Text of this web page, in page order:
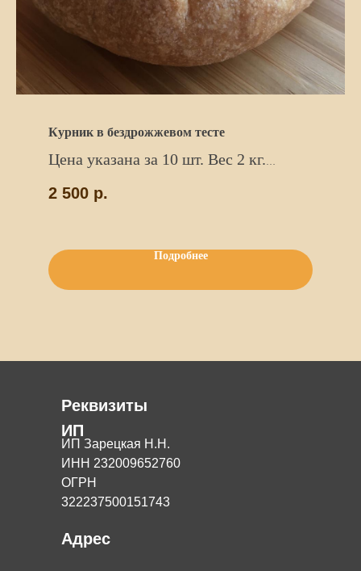
Курник в бездрожжевом тесте
Цена указана за 10 шт. Вес 2 кг.
Состав
Важно!!!
Всю продукцию делаем по
предзаказу, заказы принимаем за
2 500 р.
Подробнее
Реквизиты
ИП
ИП Зарецкая Н.Н.
ИНН 232009652760
ОГРН
322237500151743
Адрес